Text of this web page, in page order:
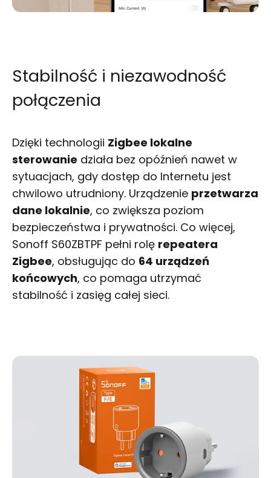
Stabilność i niezawodność
połączenia
Dzięki technologii Zigbee lokalne
sterowanie działa bez opóźnień nawet w
sytuacjach, gdy dostęp do Internetu jest
chwilowo utrudniony. Urządzenie przetwarza
dane lokalnie, co zwiększa poziom
bezpieczeństwa i prywatności. Co więcej,
Sonoff S60ZBTPF pełni rolę repeatera
Zigbee, obsługując do 64 urządzeń
końcowych, co pomaga utrzymać
stabilność i zasięg całej sieci.